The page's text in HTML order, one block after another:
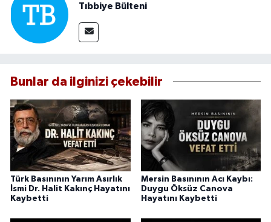
Tıbbiye Bülteni
Bunlar da ilginizi çekebilir
Türk Basınının Yarım Asırlık
İsmi Dr. Halit Kakınç Hayatını
Kaybetti
Mersin Basınının Acı Kaybı:
Duygu Öksüz Canova
Hayatını Kaybetti